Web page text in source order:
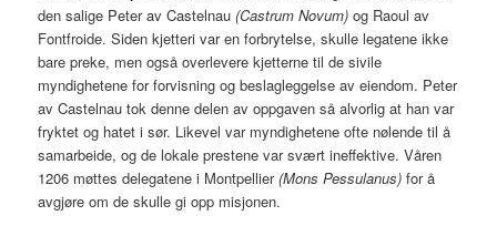
den salige Peter av Castelnau(Castrum Novum) og Raoul av
Fontfroide. Siden kjetteri var en forbrytelse, skulle legatene ikke
bare preke, men også overlevere kjetterne til de sivile
myndighetene for forvisning og beslagleggelse av eiendom. Peter
av Castelnau tok denne delen av oppgaven så alvorlig at han var
fryktet og hatet i sør. Likevel var myndighetene ofte nølende til å
samarbeide, og de lokale prestene var svært ineffektive. Våren
1206 møttes delegatene i Montpellier(Mons Pessulanus) for å
avgjøre om de skulle gi opp misjonen.